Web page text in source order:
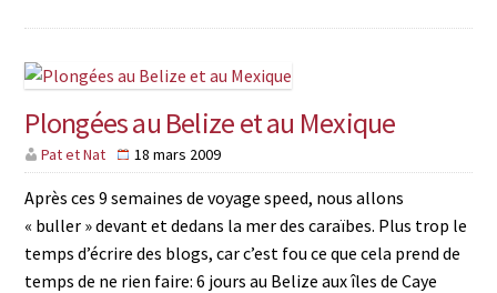
Plongées au Belize et au Mexique
Pat et Nat 18 mars 2009
Après ces 9 semaines de voyage speed, nous allons
« buller » devant et dedans la mer des caraïbes. Plus trop le
temps d’écrire des blogs, car c’est fou ce que cela prend de
temps de ne rien faire: 6 jours au Belize aux îles de Caye